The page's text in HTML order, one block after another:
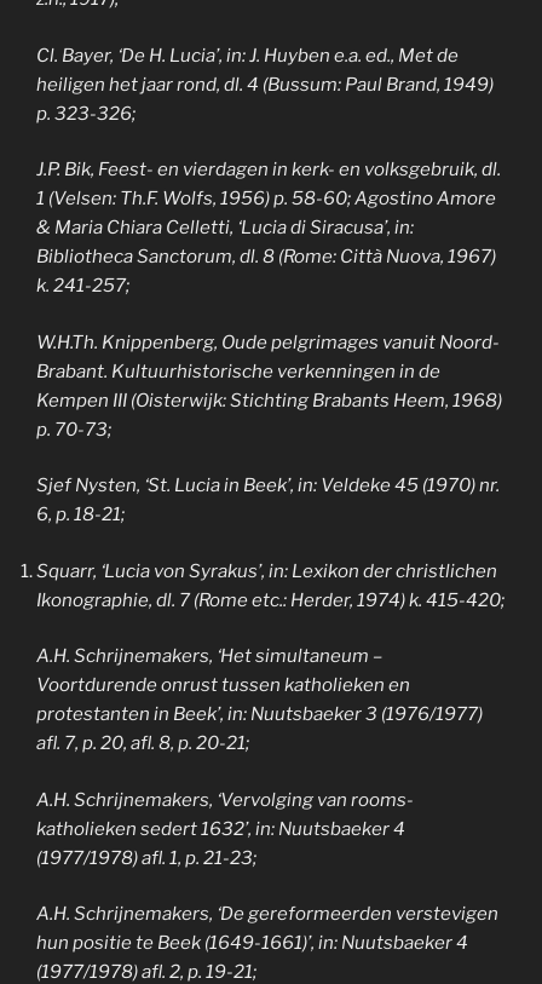
Cl. Bayer, ‘De H. Lucia’, in: J. Huyben e.a. ed., Met de
heiligen het jaar rond, dl. 4 (Bussum: Paul Brand, 1949)
p. 323-326;
J.P. Bik, Feest- en vierdagen in kerk- en volksgebruik, dl.
1 (Velsen: Th.F. Wolfs, 1956) p. 58-60; Agostino Amore
& Maria Chiara Celletti, ‘Lucia di Siracusa’, in:
Bibliotheca Sanctorum, dl. 8 (Rome: Città Nuova, 1967)
k. 241-257;
W.H.Th. Knippenberg, Oude pelgrimages vanuit Noord-
Brabant. Kultuurhistorische verkenningen in de
Kempen III (Oisterwijk: Stichting Brabants Heem, 1968)
p. 70-73;
Sjef Nysten, ‘St. Lucia in Beek’, in: Veldeke 45 (1970) nr.
6, p. 18-21;
Squarr, ‘Lucia von Syrakus’, in: Lexikon der christlichen
Ikonographie, dl. 7 (Rome etc.: Herder, 1974) k. 415-420;
A.H. Schrijnemakers, ‘Het simultaneum –
Voortdurende onrust tussen katholieken en
protestanten in Beek’, in: Nuutsbaeker 3 (1976/1977)
afl. 7, p. 20, afl. 8, p. 20-21;
A.H. Schrijnemakers, ‘Vervolging van rooms-
katholieken sedert 1632’, in: Nuutsbaeker 4
(1977/1978) afl. 1, p. 21-23;
A.H. Schrijnemakers, ‘De gereformeerden verstevigen
hun positie te Beek (1649-1661)’, in: Nuutsbaeker 4
(1977/1978) afl. 2, p. 19-21;